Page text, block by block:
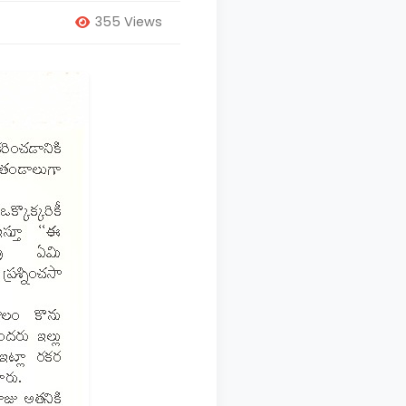
355 Views